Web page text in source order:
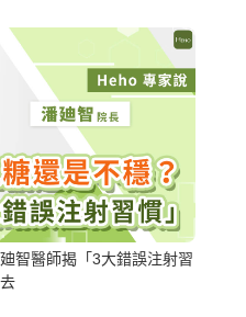
智醫師揭「3大錯誤注射習